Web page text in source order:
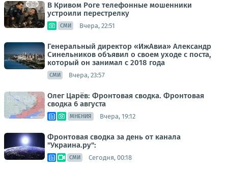
В Кривом Роге телефонные мошенники
устроили перестрелку
СМИ Вчера, 22:51
Генеральный директор «ИжАвиа» Александр
Синельников объявил о своем уходе с поста,
который он занимал с 2018 года
СМИ Вчера, 23:57
Олег Царёв: Фронтовая сводка. Фронтовая
сводка 6 августа
МНЕНИЯ Вчера, 19:12
Фронтовая сводка за день от канала
"Украина.ру":
СМИ Сегодня, 00:18